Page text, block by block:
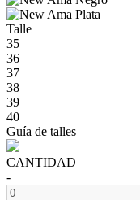
Talle
35
36
37
38
39
40
Guía de talles
CANTIDAD
-